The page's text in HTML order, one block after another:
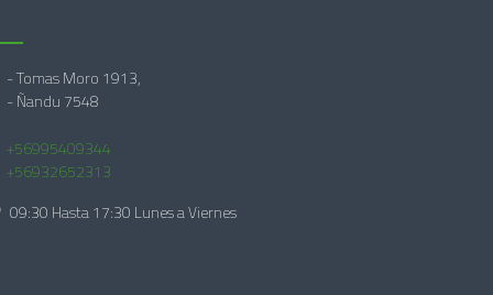
- Tomas Moro 1913,
- Ñandu 7548
+56995409344
+56932652313
09:30 Hasta 17:30 Lunes a Viernes